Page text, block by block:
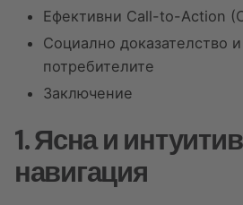
Ефективни Call-to-Action
Социално доказателство
потребителите
Заключение
1. Ясна и
навигация